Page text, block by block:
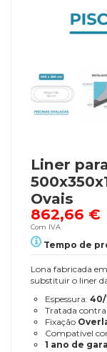
Liner
Ovais
862,66 €
Com IVA
Tempo de
Lona fabricada
substituir o liner
Espessura: 40/
Tratada contra
Fixação
Compatível
1 ano de